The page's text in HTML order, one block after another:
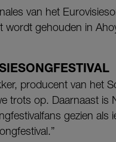
van het
wordt gehouden in
producent van het
trots op. Daarnaast is
gezien als